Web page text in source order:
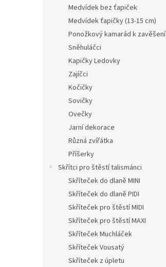
Medvídek bez ťapiček
Medvídek ťapičky (13-15 cm)
Ponožkový kamarád k zavěšení
Sněhuláčci
Kapičky Ledovky
Zajíčci
Kočičky
Sovičky
Ovečky
Jarní dekorace
Různá zvířátka
Příšerky
Skřítci pro štěstí talismánci
Skříteček do dlaně MINI
Skříteček do dlaně PIDI
Skříteček pro štěstí MIDI
Skříteček pro štěstí MAXI
Skříteček Muchláček
Skříteček Vousatý
Skříteček z úpletu